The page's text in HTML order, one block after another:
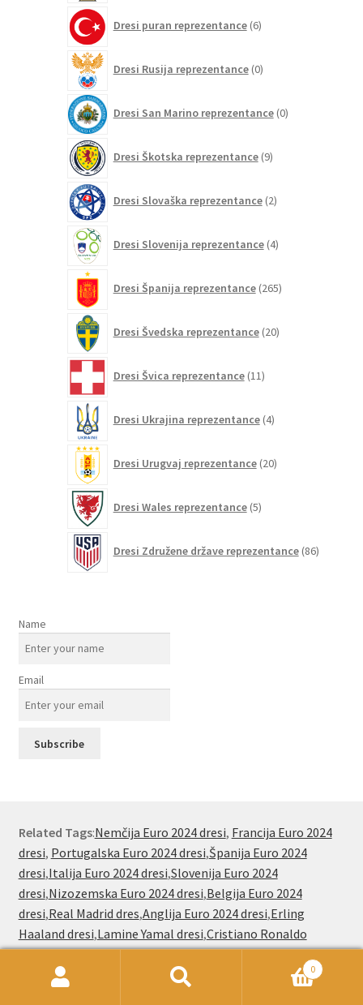
Dresi puran reprezentance 6izdelkov
Dresi Rusija reprezentance 0izdelkov
Dresi San Marino reprezentance 0izdelkov
Dresi Škotska reprezentance 9izdelkov
Dresi Slovaška reprezentance 2izdelka
Dresi Slovenija reprezentance 4izdelki
Dresi Španija reprezentance 265izdelkov
Dresi Švedska reprezentance 20izdelkov
Dresi Švica reprezentance 11izdelkov
Dresi Ukrajina reprezentance 4izdelki
Dresi Urugvaj reprezentance 20izdelkov
Dresi Wales reprezentance 5izdelkov
Dresi Združene države reprezentance 86izdelkov
Name
Email
Related Tags:Nemčija Euro 2024 dresi, Francija Euro 2024
dresi, Portugalska Euro 2024 dresi,Španija Euro 2024
dresi,Italija Euro 2024 dresi,Slovenija Euro 2024
dresi,Nizozemska Euro 2024 dresi,Belgija Euro 2024
dresi,Real Madrid dres,Anglija Euro 2024 dresi,Erling
Haaland dresi,Lamine Yamal dresi,Cristiano Ronaldo
dresi,Lionel Messi dresi,Jude Bellingham dresi,Kylian
Mbappe dresi
Jude Bellingham dresi Paez Gavi dresi 0